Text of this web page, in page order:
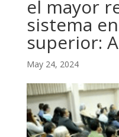
el mayor
sistema
superior:
May 24, 2024